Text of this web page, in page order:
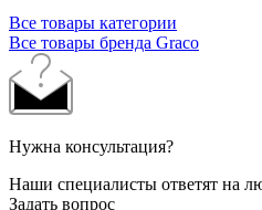
Все товары категории
Все товары бренда Graco
Нужна консультация?
Наши специалисты ответят на
Задать вопрос